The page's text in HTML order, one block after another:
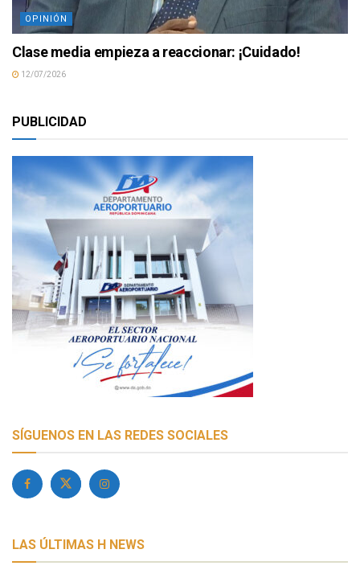
OPINIÓN
Clase media empieza a reaccionar: ¡Cuidado!
12/07/2026
PUBLICIDAD
SÍGUENOS EN LAS REDES SOCIALES
LAS ÚLTIMAS H NEWS